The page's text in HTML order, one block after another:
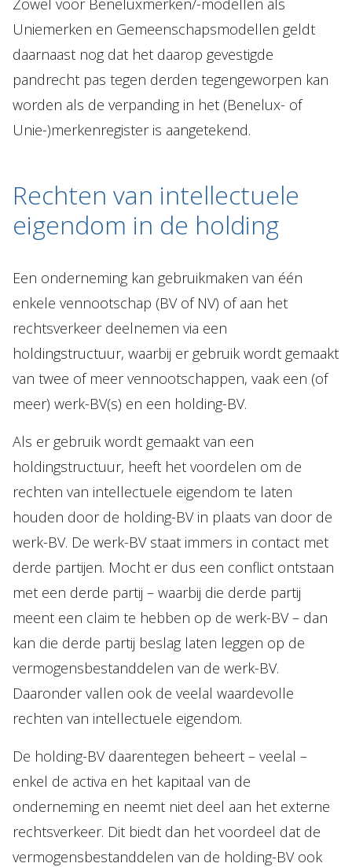
Zowel voor Beneluxmerken/-modellen als
Uniemerken en Gemeenschapsmodellen geldt
daarnaast nog dat het daarop gevestigde
pandrecht pas tegen derden tegengeworpen kan
worden als de verpanding in het (Benelux- of
Unie-)merkenregister is aangetekend.
Rechten van intellectuele
eigendom in de holding
Een onderneming kan gebruikmaken van één
enkele vennootschap (BV of NV) of aan het
rechtsverkeer deelnemen via een
holdingstructuur, waarbij er gebruik wordt gemaakt
van twee of meer vennootschappen, vaak een (of
meer) werk-BV(s) en een holding-BV.
Als er gebruik wordt gemaakt van een
holdingstructuur, heeft het voordelen om de
rechten van intellectuele eigendom te laten
houden door de holding-BV in plaats van door de
werk-BV. De werk-BV staat immers in contact met
derde partijen. Mocht er dus een conflict ontstaan
met een derde partij – waarbij die derde partij
meent een claim te hebben op de werk-BV – dan
kan die derde partij beslag laten leggen op de
vermogensbestanddelen van de werk-BV.
Daaronder vallen ook de veelal waardevolle
rechten van intellectuele eigendom.
De holding-BV daarentegen beheert – veelal –
enkel de activa en het kapitaal van de
onderneming en neemt niet deel aan het externe
rechtsverkeer. Dit biedt dan het voordeel dat de
vermogensbestanddelen van de holding-BV ook